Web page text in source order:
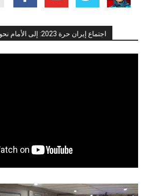
اجتماع إيران حرة 2023: إلى الأمام نحو جمهورية ديمقراطية